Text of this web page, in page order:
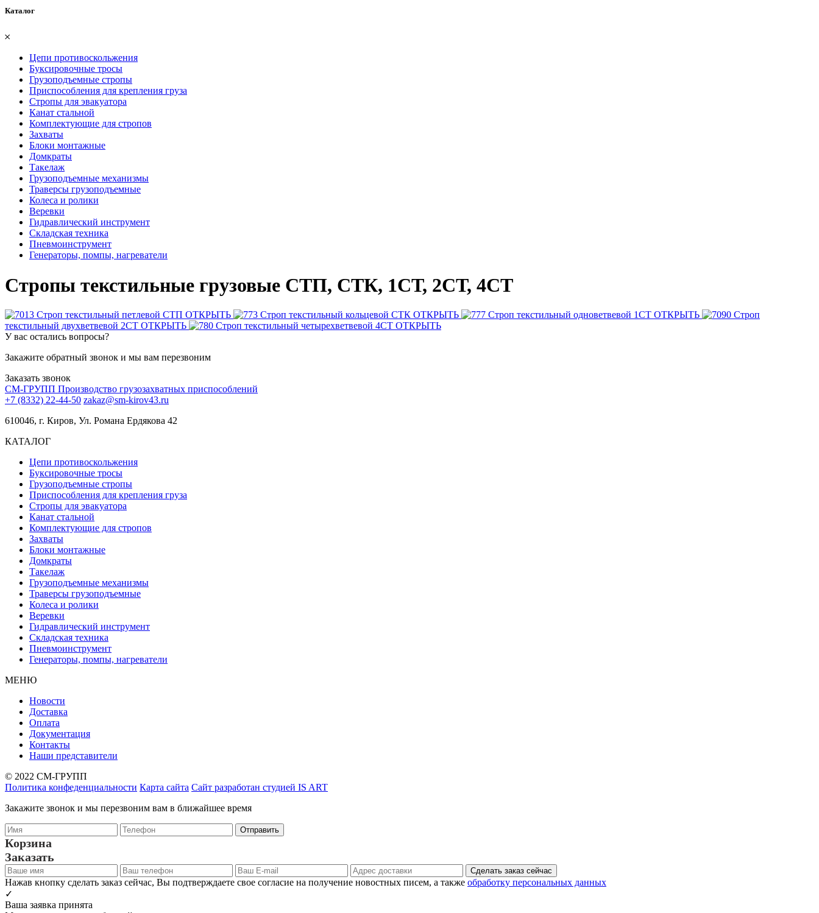
Каталог
𐄂
Цепи противоскольжения
Буксировочные тросы
Грузоподъемные стропы
Приспособления для крепления груза
Стропы для эвакуатора
Канат стальной
Комплектующие для стропов
Захваты
Блоки монтажные
Домкраты
Такелаж
Грузоподъемные механизмы
Траверсы грузоподъемные
Колеса и ролики
Веревки
Гидравлический инструмент
Складская техника
Пневмоинструмент
Генераторы, помпы, нагреватели
Стропы текстильные грузовые СТП, СТК, 1СТ, 2СТ, 4СТ
Строп текстильный петлевой СТП ОТКРЫТЬ Строп текстильный кольцевой СТК ОТКРЫТЬ Строп текстильный одноветвевой 1СТ ОТКРЫТЬ
Строп
текстильный двухветвевой 2СТ ОТКРЫТЬ Строп текстильный четырехветвевой 4СТ ОТКРЫТЬ
У вас остались вопросы?
Закажите обратный звонок и мы вам перезвоним
Заказать звонок
СМ-ГРУПП Производство грузозахватных приспособлений
+7 (8332) 22-44-50 zakaz@sm-kirov43.ru
610046, г. Киров, Ул. Романа Ердякова 42
КАТАЛОГ
Цепи противоскольжения
Буксировочные тросы
Грузоподъемные стропы
Приспособления для крепления груза
Стропы для эвакуатора
Канат стальной
Комплектующие для стропов
Захваты
Блоки монтажные
Домкраты
Такелаж
Грузоподъемные механизмы
Траверсы грузоподъемные
Колеса и ролики
Веревки
Гидравлический инструмент
Складская техника
Пневмоинструмент
Генераторы, помпы, нагреватели
МЕНЮ
Новости
Доставка
Оплата
Документация
Контакты
Наши представители
© 2022 СМ-ГРУПП
Политика конфеденциальности Карта сайта Сайт разработан студией IS ART
Закажите звонок и мы перезвоним вам в ближайшее время
Корзина
Заказать
Сделать заказ сейчас
Нажав кнопку сделать заказ сейчас, Вы подтверждаете свое согласие на получение новостных писем, а также обработку персональных данных
✓
Ваша заявка принята